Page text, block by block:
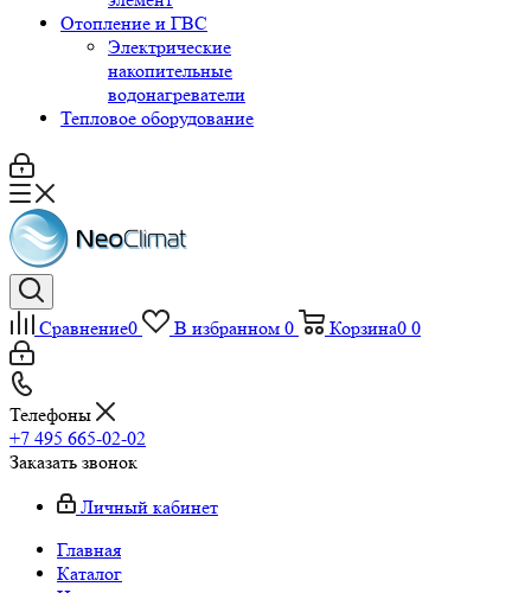
Отопление и ГВС
Электрические
накопительные
водонагреватели
Тепловое оборудование
Сравнение0 В избранном 0 Корзина0 0
Телефоны
+7 495 665-02-02
Заказать звонок
Личный кабинет
Главная
Каталог